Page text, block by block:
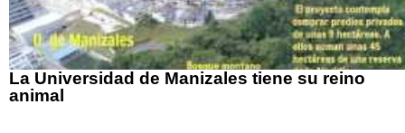
La Universidad de Manizales tiene su reino
animal